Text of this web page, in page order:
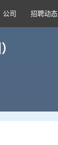
公司 招聘动态